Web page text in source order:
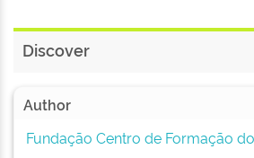
Discover
Author
Fundação Centro de Formação do